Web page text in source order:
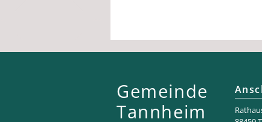
Gemeinde
Tannheim